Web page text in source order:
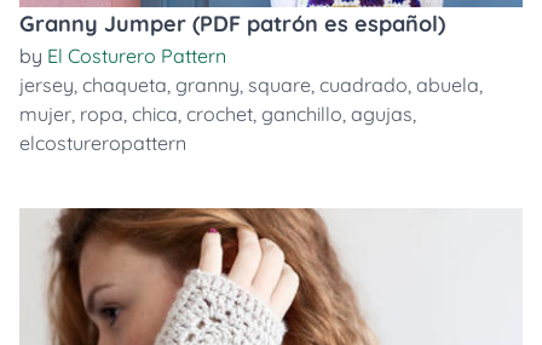
Granny Jumper (PDF patrón es español)
by El Costurero Pattern
jersey, chaqueta, granny, square, cuadrado, abuela,
mujer, ropa, chica, crochet, ganchillo, agujas,
elcostureropattern